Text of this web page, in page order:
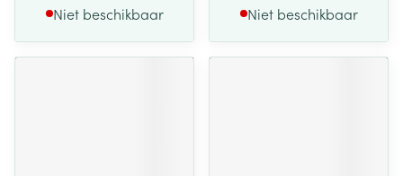
Niet beschikbaar Niet beschikbaar